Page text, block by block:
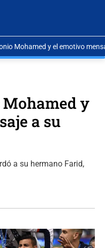
Mohamed y el emotivo
y
a su
a su hermano Farid,